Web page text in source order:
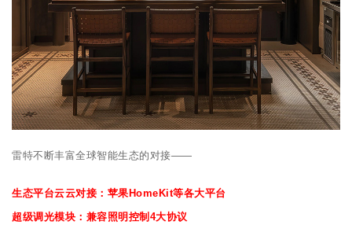
雷特不断丰富全球智能生态的对接——
生态平台云云对接：苹果HomeKit等各大平台
超级调光模块：兼容照明控制4大协议